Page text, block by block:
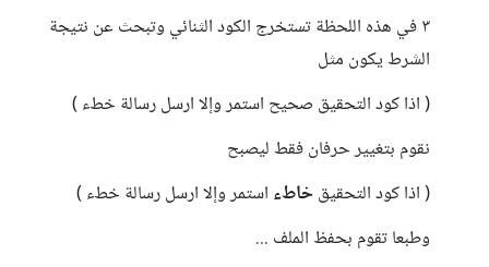
٣ في هذه اللحظة تستخرج الكود الثنائي وتبحث عن نتيجة
الشرط يكون مثل
( اذا كود التحقيق صحيح استمر وإلا ارسل رسالة خطء )
نقوم بتغيير حرفان فقط ليصبح
( اذا كود التحقيقخاطء استمر وإلا ارسل رسالة خطء )
وطبعا تقوم بحفظ الملف ...